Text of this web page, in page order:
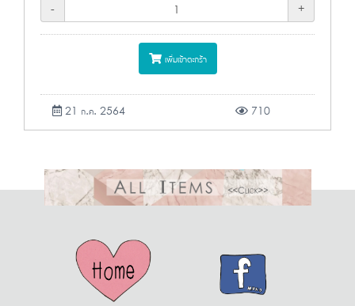
-
+
เพิ่มเข้าตะกร้า
21 ก.ค. 2564 710